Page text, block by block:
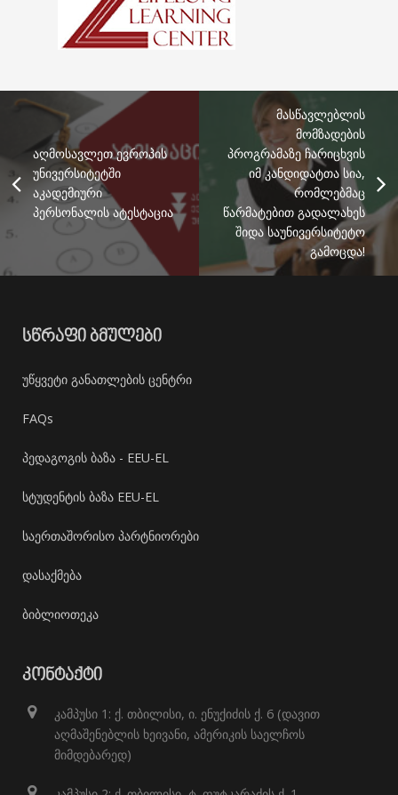
აღმოსავლეთ ევროპის
უნივერსიტეტში
აკადემიური
პერსონალის ატესტაცია
მასწავლებლის
მომზადების
პროგრამაზე ჩარიცხვის
იმ კანდიდატთა სია,
რომლებმაც
წარმატებით გადალახეს
შიდა საუნივერსიტეტო
გამოცდა!
ᲡᲬᲠᲐᲤᲘ ᲑᲛᲣᲚᲔᲑᲘ
უწყვეტი განათლების ცენტრი
FAQs
პედაგოგის ბაზა - EEU-EL
სტუდენტის ბაზა EEU-EL
საერთაშორისო პარტნიორები
დასაქმება
ბიბლიოთეკა
ᲙᲝᲜᲢᲐᲥᲢᲘ
კამპუსი 1: ქ. თბილისი, ი. ენუქიძის ქ. 6 (დავით
აღმაშენებლის ხეივანი, ამერიკის საელჩოს
მიმდებარედ)